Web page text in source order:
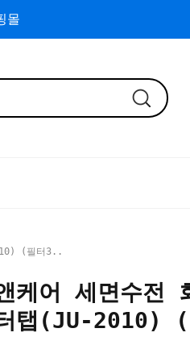
몰
(필터3..
케어 세면수전
탭(JU-2010) (